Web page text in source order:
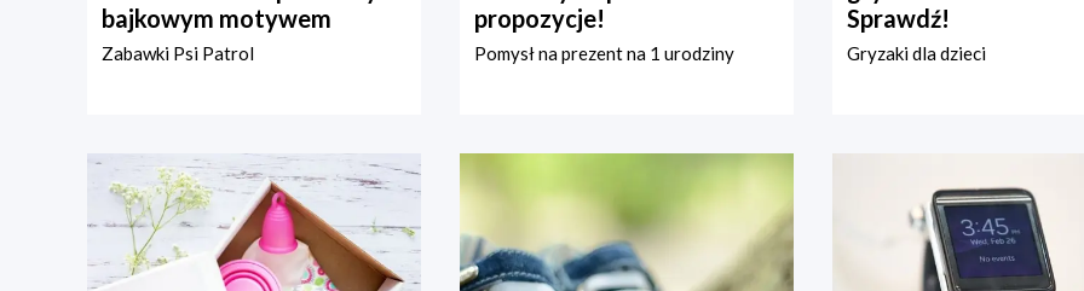
bajkowym motywem
Zabawki Psi Patrol
propozycje!
Pomysł na prezent na 1 urodziny
Sprawdź!
Gryzaki dla dzieci